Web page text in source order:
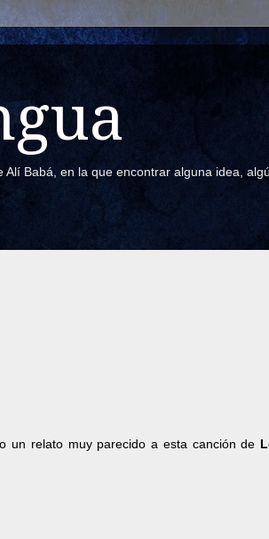
Babá, en la que encontrar alguna idea,
un relato muy parecido a esta canción de